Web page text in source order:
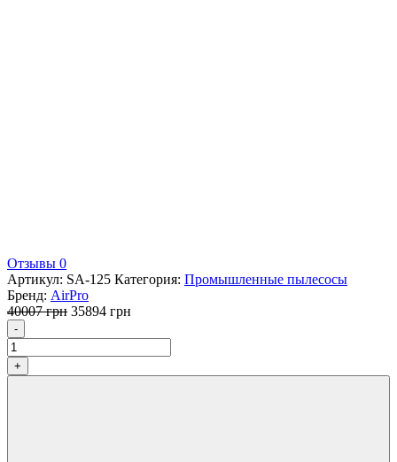
Отзывы 0
Артикул: SA-125 Категория: Промышленные пылесосы
Бренд: AirPro
40007грн Первоначальная
составляла
40007 грн.
35894 грн
35894 грн.
- Количество
+